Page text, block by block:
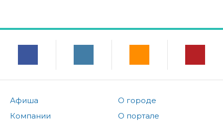
Афиша
Компании
О городе
О портале